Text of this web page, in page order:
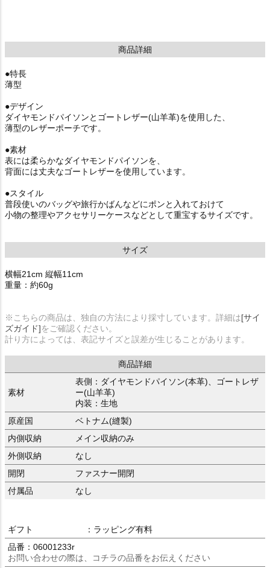
商品詳細
●特長
薄型
●デザイン
ダイヤモンドパイソンとゴートレザー(山羊革)を使用した、
薄型のレザーポーチです。
●素材
表には柔らかなダイヤモンドパイソンを、
背面には丈夫なゴートレザーを使用しています。
●スタイル
普段使いのバッグや旅行かばんなどにポンと入れておけて
小物の整理やアクセサリーケースなどとして重宝するサイズです。
サイズ
横幅21cm 縦幅11cm
重量：約60g
※こちらの商品は、独自の方法により採寸しています。詳細は[サイ
ズガイド]をご確認ください。
計り方によっては、表記サイズと誤差が生じることがあります。
商品詳細
素材
表側：ダイヤモンドパイソン(本革)、ゴートレザ
ー(山羊革)
内装：生地
原産国
ベトナム(縫製)
内側収納
メイン収納のみ
外側収納
なし
開閉
ファスナー開閉
付属品
なし
ギフト
：ラッピング有料
品番：06001233r
お問い合わせの際は、コチラの品番をお伝えください